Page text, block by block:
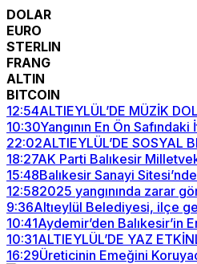
DOLAR
EURO
STERLIN
FRANG
ALTIN
BITCOIN
12:54ALTIEYLÜL’DE MÜZİK
10:30Yangının En Ön
22:02ALTIEYLÜL’DE SOSYAL
18:27AK Parti Balıkesir
15:48Balıkesir Sanayi
12:582025 yangınında zarar
9:36Altıeylül Belediyesi, ilçe
10:41Aydemir’den Balıkesir’in
10:31ALTIEYLÜL’DE YAZ
16:29Üreticinin Emeğini